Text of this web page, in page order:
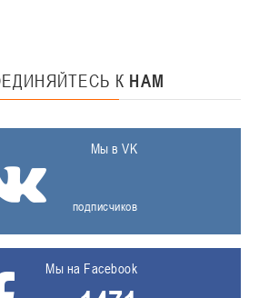
К НАМ
Мы в VK
подписчиков
Мы на Facebook